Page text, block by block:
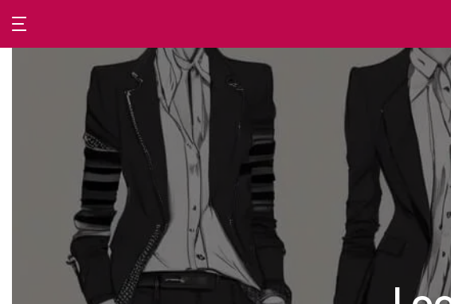
Passa
al
contenuto